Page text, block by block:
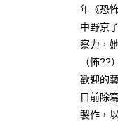
年《恐
中野京
察力，
（怖
歡迎的
目前除
製作，